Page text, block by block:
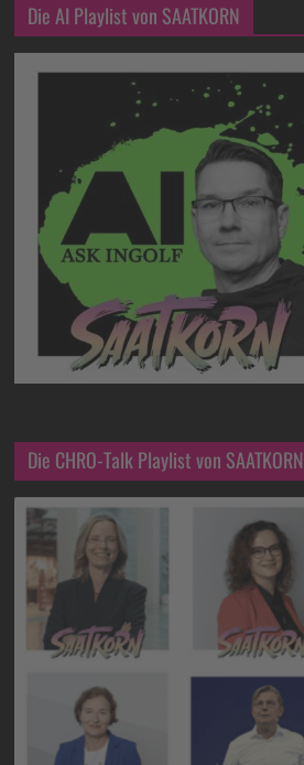
Die AI Playlist von SAATKORN
Die CHRO-Talk Playlist von SAATKORN